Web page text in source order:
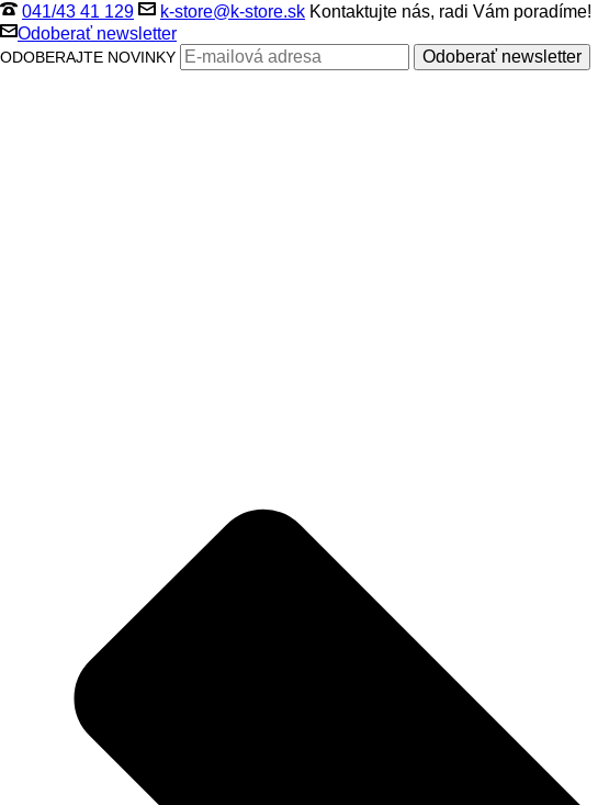
041/43 41 129 k-store@k-store.sk Kontaktujte nás, radi Vám poradíme!
Odoberať newsletter
ODOBERAJTE NOVINKY